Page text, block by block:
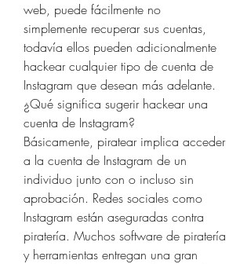
web, puede fácilmente no
simplemente recuperar sus cuentas,
todavía ellos pueden adicionalmente
hackear cualquier tipo de cuenta de
Instagram que desean más adelante.
¿Qué significa sugerir hackear una
cuenta de Instagram?
Básicamente, piratear implica acceder
a la cuenta de Instagram de un
individuo junto con o incluso sin
aprobación. Redes sociales como
Instagram están aseguradas contra
piratería. Muchos software de piratería
y herramientas entregan una gran